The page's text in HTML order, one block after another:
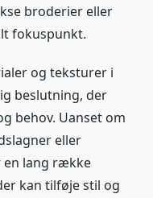
broderier eller
fokuspunkt.
og teksturer i
beslutning, der
behov. Uanset om
eller
en lang række
kan tilføje stil og